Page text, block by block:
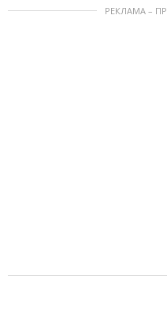
РЕКЛАМА –